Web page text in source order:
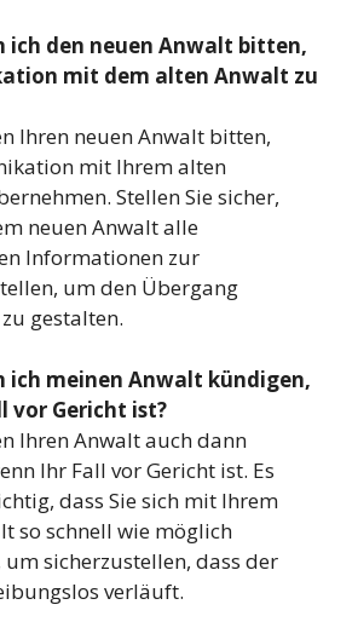
ich den neuen Anwalt bitten,
mit dem alten Anwalt zu
Ihren neuen Anwalt bitten,
mit Ihrem alten
Stellen Sie sicher,
neuen Anwalt alle
Informationen zur
um den Übergang
gestalten.
ich meinen Anwalt kündigen,
vor Gericht ist?
Ihren Anwalt auch dann
Ihr Fall vor Gericht ist. Es
dass Sie sich mit Ihrem
so schnell wie möglich
sicherzustellen, dass der
verläuft.